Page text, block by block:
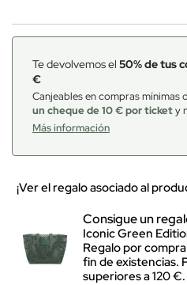
Te devolvemos el 50% de tus
€
Canjeables en compras
un cheque de 10 € por tickety
Más información
¡Ver el regalo asociado al
Consigue un
Iconic Green
Regalo por
fin de existencias.
superiores a 120 €.